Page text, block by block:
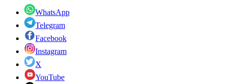
WhatsApp
Telegram
Facebook
Instagram
X
YouTube